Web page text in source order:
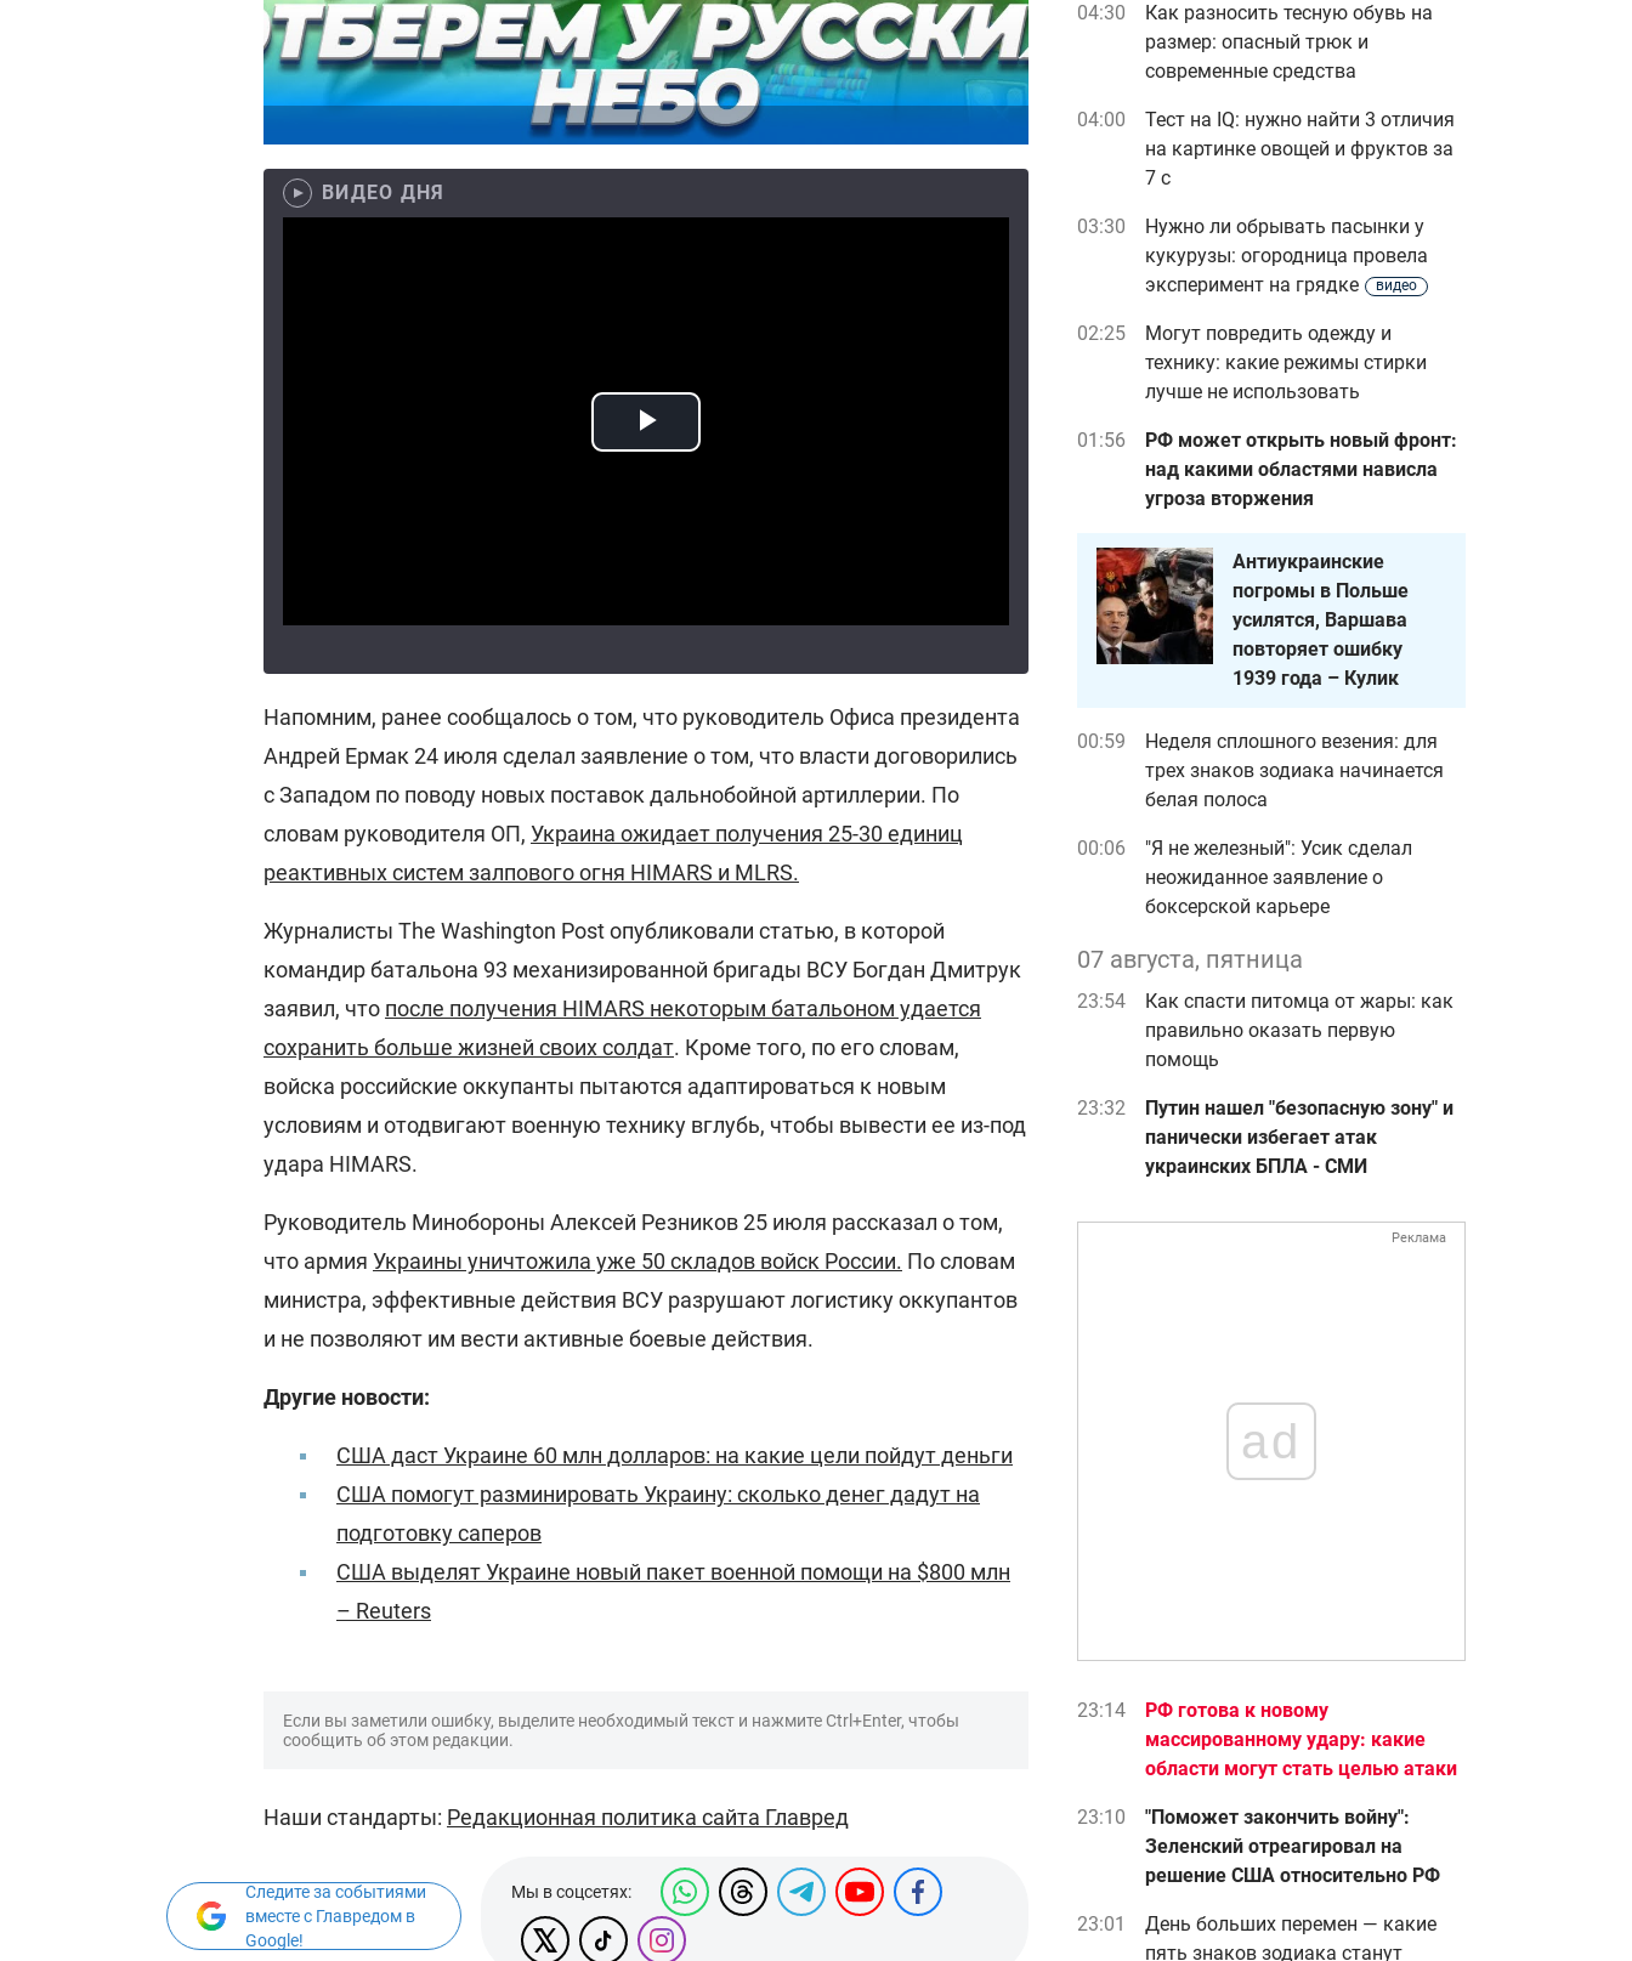
ВИДЕО ДНЯ
Напомним, ранее сообщалось о том, что руководитель Офиса президента
Андрей Ермак 24 июля сделал заявление о том, что власти договорились
с Западом по поводу новых поставок дальнобойной артиллерии. По
словам руководителя ОП, Украина ожидает получения 25-30 единиц
реактивных систем залпового огня HIMARS и MLRS.
Журналисты The Washington Post опубликовали статью, в которой
командир батальона 93 механизированной бригады ВСУ Богдан Дмитрук
заявил, что после получения HIMARS некоторым батальоном удается
сохранить больше жизней своих солдат. Кроме того, по его словам,
войска российские оккупанты пытаются адаптироваться к новым
условиям и отодвигают военную технику вглубь, чтобы вывести ее из-под
удара HIMARS.
Руководитель Минобороны Алексей Резников 25 июля рассказал о том,
что армия Украины уничтожила уже 50 складов войск России. По словам
министра, эффективные действия ВСУ разрушают логистику оккупантов
и не позволяют им вести активные боевые действия.
Другие новости:
США даст Украине 60 млн долларов: на какие цели пойдут деньги
США помогут разминировать Украину: сколько денег дадут на
подготовку саперов
США выделят Украине новый пакет военной помощи на $800 млн
– Reuters
Если вы заметили ошибку, выделите необходимый текст и нажмите Ctrl+Enter, чтобы
сообщить об этом редакции.
Наши стандарты: Редакционная политика сайта Главред
Следите за событиями
вместе с Главредом в
Google!
Мы в соцсетях:
04:30
Как разносить тесную обувь на
размер: опасный трюк и
современные средства
04:00
Тест на IQ: нужно найти 3 отличия
на картинке овощей и фруктов за
7 с
03:30
Нужно ли обрывать пасынки у
кукурузы: огородница провела
эксперимент на грядке
видео
02:25
Могут повредить одежду и
технику: какие режимы стирки
лучше не использовать
01:56
РФ может открыть новый фронт:
над какими областями нависла
угроза вторжения
Антиукраинские
погромы в Польше
усилятся, Варшава
повторяет ошибку
1939 года – Кулик
00:59
Неделя сплошного везения: для
трех знаков зодиака начинается
белая полоса
00:06
"Я не железный": Усик сделал
неожиданное заявление о
боксерской карьере
07 августа, пятница
23:54
Как спасти питомца от жары: как
правильно оказать первую
помощь
23:32
Путин нашел "безопасную зону" и
панически избегает атак
украинских БПЛА - СМИ
Реклама
ad
23:14
РФ готова к новому
массированному удару: какие
области могут стать целью атаки
23:10
"Поможет закончить войну":
Зеленский отреагировал на
решение США относительно РФ
23:01
День больших перемен — какие
пять знаков зодиака станут